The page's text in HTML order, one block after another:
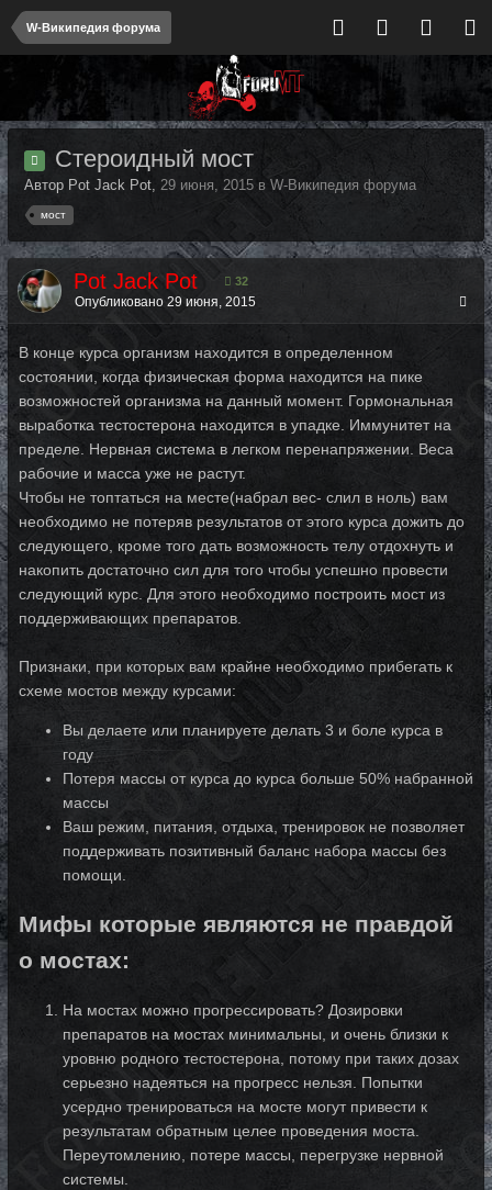
W-Википедия форума
Стероидный мост
Автор Pot Jack Pot, 29 июня, 2015 в W-Википедия форума
мост
Pot Jack Pot 32
Опубликовано 29 июня, 2015
В конце курса организм находится в определенном
состоянии, когда физическая форма находится на пике
возможностей организма на данный момент. Гормональная
выработка тестостерона находится в упадке. Иммунитет на
пределе. Нервная система в легком перенапряжении. Веса
рабочие и масса уже не растут.
Чтобы не топтаться на месте(набрал вес- слил в ноль) вам
необходимо не потеряв результатов от этого курса дожить до
следующего, кроме того дать возможность телу отдохнуть и
накопить достаточно сил для того чтобы успешно провести
следующий курс. Для этого необходимо построить мост из
поддерживающих препаратов.
Признаки, при которых вам крайне необходимо прибегать к
схеме мостов между курсами:
Вы делаете или планируете делать 3 и боле курса в
году
Потеря массы от курса до курса больше 50% набранной
массы
Ваш режим, питания, отдыха, тренировок не позволяет
поддерживать позитивный баланс набора массы без
помощи.
Мифы которые являются не правдой
о мостах:
На мостах можно прогрессировать? Дозировки
препаратов на мостах минимальны, и очень близки к
уровню родного тестостерона, потому при таких дозах
серьезно надеяться на прогресс нельзя. Попытки
усердно тренироваться на мосте могут привести к
результатам обратным целее проведения моста.
Переутомлению, потере массы, перегрузке нервной
системы.